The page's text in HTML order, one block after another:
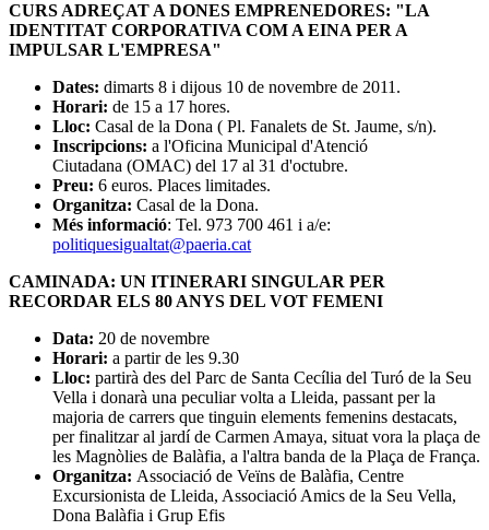
CURS ADREÇAT A DONES EMPRENEDORES: "LA
IDENTITAT CORPORATIVA COM A EINA PER A
IMPULSAR L'EMPRESA"
Dates: dimarts 8 i dijous 10 de novembre de 2011.
Horari: de 15 a 17 hores.
Lloc: Casal de la Dona ( Pl. Fanalets de St. Jaume, s/n).
Inscripcions: a l'Oficina Municipal d'Atenció
Ciutadana (OMAC) del 17 al 31 d'octubre.
Preu: 6 euros. Places limitades.
Organitza: Casal de la Dona.
Més informació: Tel. 973 700 461 i a/e:
politiquesigualtat@paeria.cat
CAMINADA: UN ITINERARI SINGULAR PER
RECORDAR ELS 80 ANYS DEL VOT FEMENI
Data: 20 de novembre
Horari: a partir de les 9.30
Lloc: partirà des del Parc de Santa Cecília del Turó de la Seu
Vella i donarà una peculiar volta a Lleida, passant per la
majoria de carrers que tinguin elements femenins destacats,
per finalitzar al jardí de Carmen Amaya, situat vora la plaça de
les Magnòlies de Balàfia, a l'altra banda de la Plaça de França.
Organitza: Associació de Veïns de Balàfia, Centre
Excursionista de Lleida, Associació Amics de la Seu Vella,
Dona Balàfia i Grup Efis